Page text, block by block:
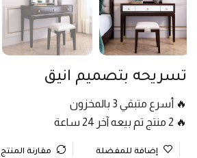
تسريحه بتصميم انيق
🔥 أسرع متبقي 3 بالمخزون
🔥 2 منتج تم بيعه آخر 24 ساعة
إضافة للمفضلة مقارنة المنتج